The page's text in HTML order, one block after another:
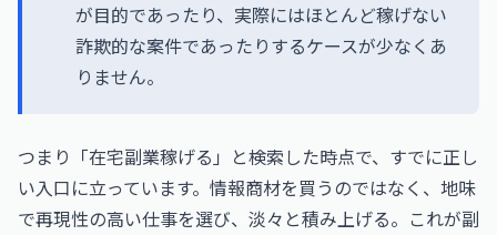
が目的であったり、実際にはほとんど稼げない
詐欺的な案件であったりするケースが少なくあ
りません。
つまり「在宅副業稼げる」と検索した時点で、すでに正し
い入口に立っています。情報商材を買うのではなく、地味
で再現性の高い仕事を選び、淡々と積み上げる。これが副